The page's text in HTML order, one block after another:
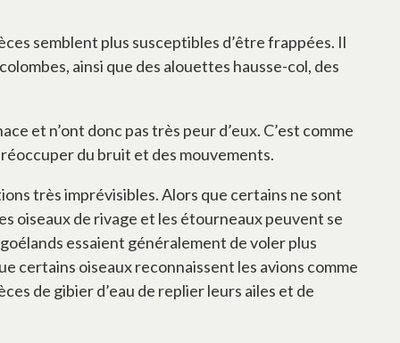
semblent plus susceptibles d’être frappées. Il
ainsi que des alouettes hausse-col, des
et n’ont donc pas très peur d’eux. C’est comme
du bruit et des mouvements.
très imprévisibles. Alors que certains ne sont
oiseaux de rivage et les étourneaux peuvent se
essaient généralement de voler plus
certains oiseaux reconnaissent les avions comme
de gibier d’eau de replier leurs ailes et de